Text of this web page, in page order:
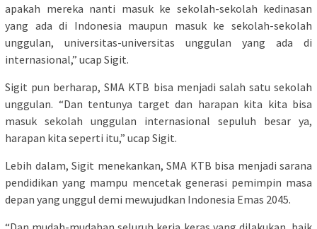
apakah mereka nanti masuk ke sekolah-sekolah kedinasan
yang ada di Indonesia maupun masuk ke sekolah-sekolah
unggulan, universitas-universitas unggulan yang ada di
internasional,” ucap Sigit.
Sigit pun berharap, SMA KTB bisa menjadi salah satu sekolah
unggulan. “Dan tentunya target dan harapan kita kita bisa
masuk sekolah unggulan internasional sepuluh besar ya,
harapan kita seperti itu,” ucap Sigit.
Lebih dalam, Sigit menekankan, SMA KTB bisa menjadi sarana
pendidikan yang mampu mencetak generasi pemimpin masa
depan yang unggul demi mewujudkan Indonesia Emas 2045.